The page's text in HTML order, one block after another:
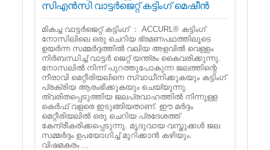
സി‌എൻ‌സി വാട്ടർജെറ്റ് കട്ടിംഗ് മെഷീൻ
മികച്ച വാട്ടർജെറ്റ് കട്ടിംഗ് ： ACCURL® കട്ടിംഗ്
നോസിലിലെ ഒരു ചെറിയ ഭ്രമണപഥത്തിലൂടെ
ഉയർന്ന സമ്മർദ്ദത്തിൽ വലിയ അളവിൽ വെള്ളം
നിർബന്ധിച്ച് വാട്ടർ ജെറ്റ് യന്ത്രം കൈവരിക്കുന്നു.
നോസലിൽ നിന്ന് പുറത്തുപോകുന്ന ജലത്തിന്റെ
നീരാവി മെറ്റീരിയലിനെ സ്വാധീനിക്കുകയും കട്ടിംഗ്
പ്രക്രിയ ആരംഭിക്കുകയും ചെയ്യുന്നു.
ത്വരിതപ്പെടുത്തിയ ജലപ്രവാഹത്തിൽ നിന്നുള്ള
കെർഫ് വളരെ ഇടുങ്ങിയതാണ്. ഈ മർദ്ദം
മെറ്റീരിയലിൽ ഒരു ചെറിയ പ്രദേശത്ത്
കേന്ദ്രീകരിക്കപ്പെടുന്നു. മൃദുവായ വസ്തുക്കൾ ജല
സമ്മർദ്ദം ഉപയോഗിച്ച് മുറിക്കാൻ കഴിയും.
വിഷമകരം ...